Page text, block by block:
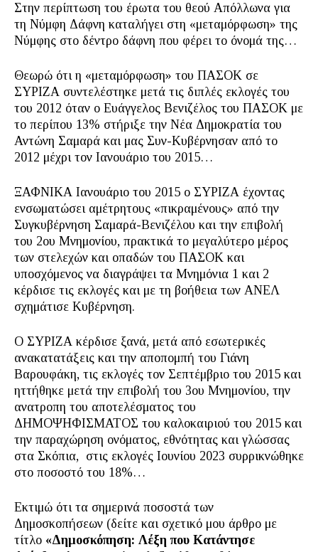
Στην περίπτωση του έρωτα του θεού Απόλλωνα για
τη Νύμφη Δάφνη καταλήγει στη «μεταμόρφωση» της
Νύμφης στο δέντρο δάφνη που φέρει το όνομά της…
Θεωρώ ότι η «μεταμόρφωση» του ΠΑΣΟΚ σε
ΣΥΡΙΖΑ συντελέστηκε μετά τις διπλές εκλογές του
του 2012 όταν ο Ευάγγελος Βενιζέλος του ΠΑΣΟΚ με
το περίπου 13% στήριξε την Νέα Δημοκρατία του
Αντώνη Σαμαρά και μας Συν-Κυβέρνησαν από το
2012 μέχρι τον Ιανουάριο του 2015…
ΞΑΦΝΙΚΑ Ιανουάριο του 2015 ο ΣΥΡΙΖΑ έχοντας
ενσωματώσει αμέτρητους «πικραμένους» από την
Συγκυβέρνηση Σαμαρά-Βενιζέλου και την επιβολή
του 2ου Μνημονίου, πρακτικά το μεγαλύτερο μέρος
των στελεχών και οπαδών του ΠΑΣΟΚ και
υποσχόμενος να διαγράψει τα Μνημόνια 1 και 2
κέρδισε τις εκλογές και με τη βοήθεια των ΑΝΕΛ
σχημάτισε Κυβέρνηση.
Ο ΣΥΡΙΖΑ κέρδισε ξανά, μετά από εσωτερικές
ανακατατάξεις και την αποπομπή του Γιάνη
Βαρουφάκη, τις εκλογές τον Σεπτέμβριο του 2015 και
ηττήθηκε μετά την επιβολή του 3ου Μνημονίου, την
ανατροπη του αποτελέσματος του
ΔΗΜΟΨΗΦΙΣΜΑΤΟΣ του καλοκαιριού του 2015 και
την παραχώρηση ονόματος, εθνότητας και γλώσσας
στα Σκόπια, στις εκλογές Ιουνίου 2023 συρρικνώθηκε
στο ποσοστό του 18%…
Εκτιμώ ότι τα σημερινά ποσοστά των
Δημοσκοπήσεων (δείτε και σχετικό μου άρθρο με
τίτλο «Δημοσκόπηση: Λέξη που Κατάντησε